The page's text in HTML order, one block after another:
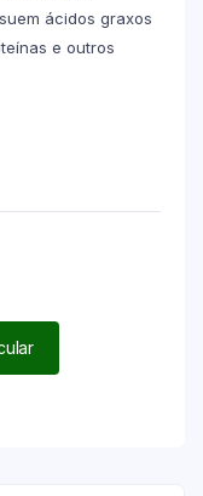
ácidos graxos
e outros